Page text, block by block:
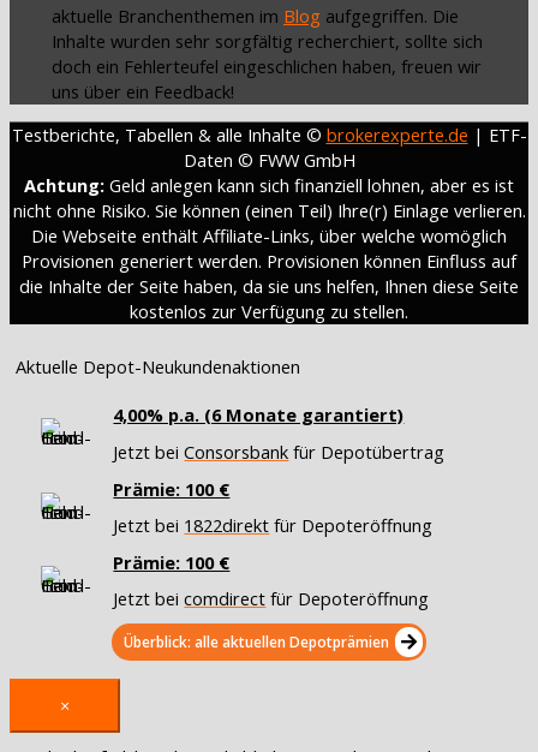
aktuelle Branchenthemen im Blog aufgegriffen. Die
Inhalte wurden sehr sorgfältig recherchiert, sollte sich
doch ein Fehlerteufel eingeschlichen haben, freuen wir
uns über ein Feedback!
Testberichte, Tabellen & alle Inhalte © brokerexperte.de | ETF-
Daten © FWW GmbH
Achtung: Geld anlegen kann sich finanziell lohnen, aber es ist
nicht ohne Risiko. Sie können (einen Teil) Ihre(r) Einlage verlieren.
Die Webseite enthält Affiliate-Links, über welche womöglich
Provisionen generiert werden. Provisionen können Einfluss auf
die Inhalte der Seite haben, da sie uns helfen, Ihnen diese Seite
kostenlos zur Verfügung zu stellen.
Aktuelle Depot-Neukundenaktionen
4,00% p.a. (6 Monate garantiert)
Jetzt beiConsorsbank für Depotübertrag
Prämie: 100 €
Jetzt bei 1822direkt für Depoteröffnung
Prämie: 100 €
Jetzt beicomdirect für Depoteröffnung
Überblick: alle aktuellen Depotprämien
×